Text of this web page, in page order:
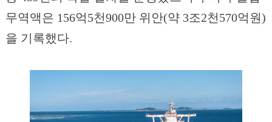
무역액은 156억5천900만 위안(약 3조2천570억원)
을 기록했다.